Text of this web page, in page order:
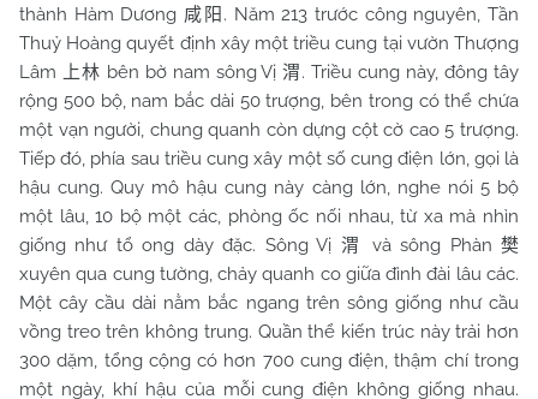
thành Hàm Dương 咸阳 . Năm 213 trước công nguyên, Tần
Thuỷ Hoàng quyết định xây một triều cung tại vườn Thượng
Lâm
上林 bên bờ nam sông Vị渭. Triều cung này, đông tây
rộng 500 bộ, nam bắc dài 50 trượng, bên trong có thể chứa
một vạn người, chung quanh còn dựng cột cờ cao 5 trượng.
Tiếp đó, phía sau triều cung xây một số cung điện lớn, gọi là
hậu cung. Quy mô hậu cung này càng lớn, nghe nói 5 bộ
một lâu, 10 bộ một các, phòng ốc nối nhau, từ xa mà nhìn
giống như tổ ong dày đặc. Sông Vị 渭 và sông Phàn樊
xuyên qua cung tường, chảy quanh co giữa đình đài lâu các.
Một cây cầu dài nằm bắc ngang trên sông giống như cầu
vồng treo trên không trung. Quần thể kiến trúc này trải hơn
300 dặm, tổng cộng có hơn 700 cung điện, thậm chí trong
một ngày, khí hậu của mỗi cung điện không giống nhau.